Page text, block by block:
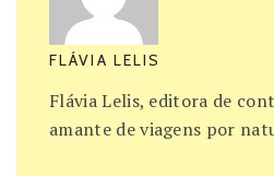
FLÁVIA LELIS
Flávia Lelis, editora de
amante de viagens por